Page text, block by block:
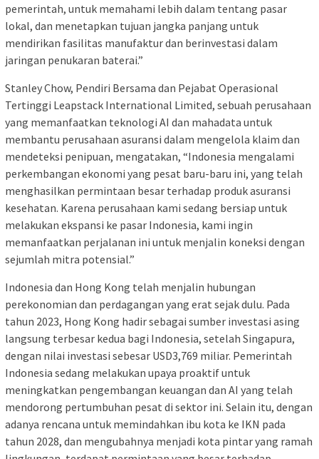
pemerintah, untuk memahami lebih dalam tentang pasar
lokal, dan menetapkan tujuan jangka panjang untuk
mendirikan fasilitas manufaktur dan berinvestasi dalam
jaringan penukaran baterai.”
Stanley Chow, Pendiri Bersama dan Pejabat Operasional
Tertinggi Leapstack International Limited, sebuah perusahaan
yang memanfaatkan teknologi AI dan mahadata untuk
membantu perusahaan asuransi dalam mengelola klaim dan
mendeteksi penipuan, mengatakan, “Indonesia mengalami
perkembangan ekonomi yang pesat baru-baru ini, yang telah
menghasilkan permintaan besar terhadap produk asuransi
kesehatan. Karena perusahaan kami sedang bersiap untuk
melakukan ekspansi ke pasar Indonesia, kami ingin
memanfaatkan perjalanan ini untuk menjalin koneksi dengan
sejumlah mitra potensial.”
Indonesia dan Hong Kong telah menjalin hubungan
perekonomian dan perdagangan yang erat sejak dulu. Pada
tahun 2023, Hong Kong hadir sebagai sumber investasi asing
langsung terbesar kedua bagi Indonesia, setelah Singapura,
dengan nilai investasi sebesar USD3,769 miliar. Pemerintah
Indonesia sedang melakukan upaya proaktif untuk
meningkatkan pengembangan keuangan dan AI yang telah
mendorong pertumbuhan pesat di sektor ini. Selain itu, dengan
adanya rencana untuk memindahkan ibu kota ke IKN pada
tahun 2028, dan mengubahnya menjadi kota pintar yang ramah